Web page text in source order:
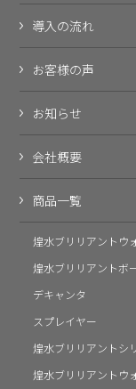
導入の流れ
お客様の声
お知らせ
会社概要
商品一覧
煌水ブリリアントウ
煌水ブリリアントボ
デキャンタ
スプレイヤー
煌水ブリリアントシ
煌水ブリリアントウ